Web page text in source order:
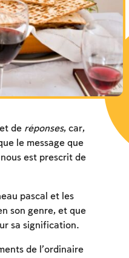
de réponses, car,
le message que
est prescrit de
pascal et les
son genre, et que
sa signification.
de l’ordinaire